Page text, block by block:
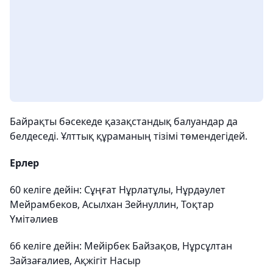
Байрақты бәсекеде қазақстандық балуандар да
белдеседі. Ұлттық құраманың тізімі төмендегідей.
Ерлер
60 келіге дейін: Сұңғат Нұрлатұлы, Нұрдәулет
Мейрамбеков, Асылхан Зейнуллин, Тоқтар
Үмітәлиев
66 келіге дейін: Мейірбек Байзақов, Нұрсұлтан
Зайзағалиев, Ақжігіт Насыр